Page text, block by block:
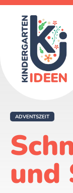
ADVENTSZEIT
und